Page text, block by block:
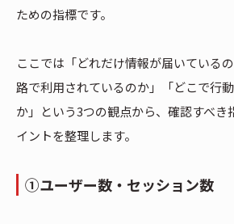
ための指標です。
ここでは「どれだけ情報が届いている
路で利用されているのか」「どこで行
か」という3つの観点から、確認すべき
イントを整理します。
①ユーザー数・セッション数